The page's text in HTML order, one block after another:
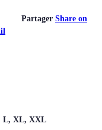
Partager Share on
L, XL, XXL